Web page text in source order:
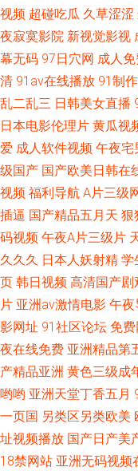
在线播放的成人 大香蕉不
91n成人网站 国产福利网
袜avtt东京热 91探花高中
视频 超碰吃瓜 久草涩涩
夜寂寞影院 新视觉影视
幕无码 97日穴网 成人
清 91av在线播放 91制
乱二乱三 日韩美女直播
日本电影伦理片 黄瓜视
爱 成人软件视频 午夜宅
级国产 国产欧美日韩在
视频 福利导航 A片三级
插逼 国产精品五月天 狠
码视频 午夜A片三级片
久久久 日本人妖射精 学
页 韩日视频 高清国产剧
片 亚洲av激情电影 午夜
影网址 91社区论坛 免
夜在线免费 亚洲精品第
产精品亚洲 黄色三级成
哟哟 亚洲天堂丁香五月
一页国 另类区另类欧美
址视频播放 国产日产美
18禁网站 亚洲无码视频